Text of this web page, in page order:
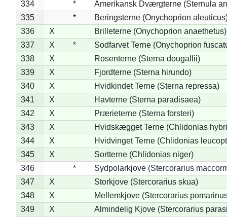
334
*
Amerikansk Dværgterne (Sternula
335
*
Beringsterne (Onychoprion
336
X
Brilleterne (Onychoprion anaethetus)
337
X *
Sodfarvet Terne (Onychoprion
338
X
Rosenterne (Sterna dougallii)
339
X
Fjordterne (Sterna hirundo)
340
X
Hvidkindet Terne (Sterna repressa)
341
X
Havterne (Sterna paradisaea)
342
X
Prærieterne (Sterna forsteri)
343
X
Hvidskægget Terne (Chlidonias
344
X
Hvidvinget Terne (Chlidonias
345
X
Sortterne (Chlidonias niger)
346
*
Sydpolarkjove (Stercorarius
347
X
Storkjove (Stercorarius skua)
348
X
Mellemkjove (Stercorarius
349
X
Almindelig Kjove (Stercorarius